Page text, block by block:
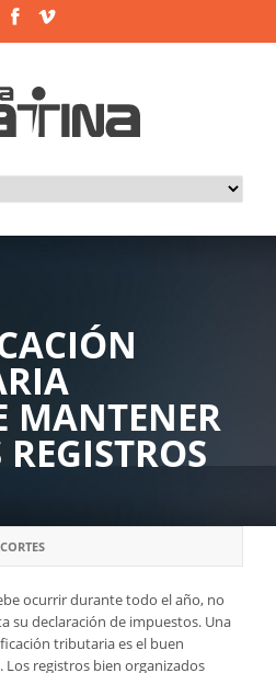
MANTENER
ocurrir durante todo el año, no
su declaración de impuestos. Una
tributaria es el buen
registros bien organizados